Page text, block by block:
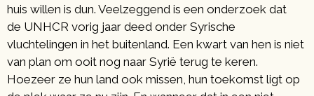
huis willen is dun. Veelzeggend is een onderzoek dat
de UNHCR vorig jaar deed onder Syrische
vluchtelingen in het buitenland. Een kwart van hen is niet
van plan om ooit nog naar Syrië terug te keren.
Hoezeer ze hun land ook missen, hun toekomst ligt op